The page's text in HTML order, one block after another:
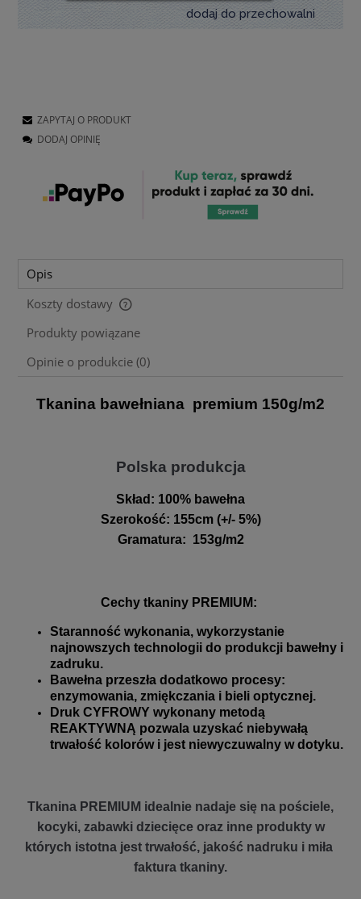
dodaj do przechowalni
ZAPYTAJ O PRODUKT
DODAJ OPINIĘ
Opis
Koszty dostawy
Cena nie zawiera ewentualnych kosztów płatności
Produkty powiązane
Opinie o produkcie (0)
Tkanina bawełniana premium 150g/m2
Polska produkcja
Skład: 100% bawełna
Szerokość: 155cm (+/- 5%)
Gramatura: 153g/m2
Cechy tkaniny PREMIUM:
Staranność wykonania, wykorzystanie
najnowszych technologii do produkcji bawełny i
zadruku.
Bawełna przeszła dodatkowo procesy:
enzymowania, zmiękczania i bieli optycznej.
Druk CYFROWY wykonany metodą
REAKTYWNĄ pozwala uzyskać niebywałą
trwałość kolorów i jest niewyczuwalny w dotyku.
Tkanina PREMIUM idealnie nadaje się na pościele,
kocyki, zabawki dziecięce oraz inne produkty w
których istotna jest trwałość, jakość nadruku i miła
faktura tkaniny.